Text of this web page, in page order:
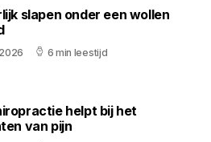
slapen onder een wollen
6 min leestijd
helpt bij het
van pijn